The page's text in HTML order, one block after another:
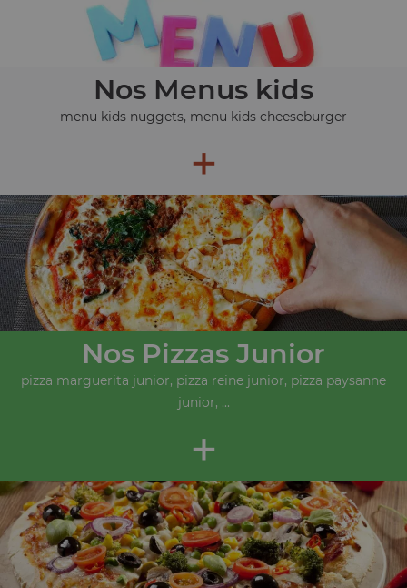
Nos Menus kids
menu kids nuggets, menu kids cheeseburger
+
Nos Pizzas Junior
pizza marguerita junior, pizza reine junior, pizza paysanne
junior, ...
+